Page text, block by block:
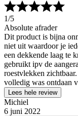
1/5
Absolute afrader
Dit product is bijna
niet uit waardoor je
een dekkende laag te
gebruikt ipv de
roestvlekken
volledig was ontdaan
Lees hele review
Michiel
6 juni 2022